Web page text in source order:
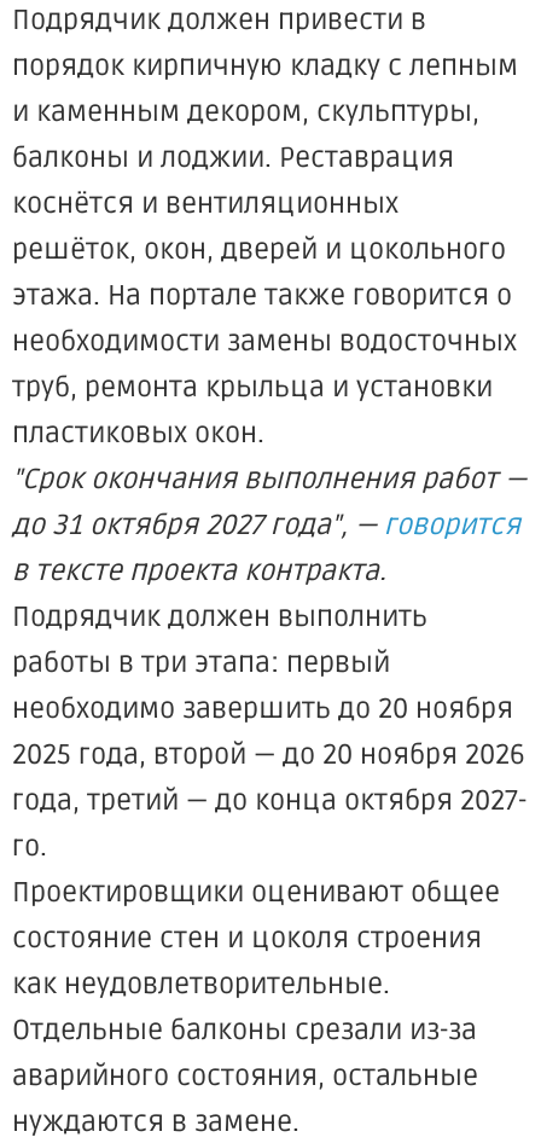
Подрядчик должен привести в
порядок кирпичную кладку с лепным
и каменным декором, скульптуры,
балконы и лоджии. Реставрация
коснётся и вентиляционных
решёток, окон, дверей и цокольного
этажа. На портале также говорится о
необходимости замены водосточных
труб, ремонта крыльца и установки
пластиковых окон.
"Срок окончания выполнения работ —
до 31 октября 2027 года", — говорится
в тексте проекта контракта.
Подрядчик должен выполнить
работы в три этапа: первый
необходимо завершить до 20 ноября
2025 года, второй — до 20 ноября 2026
года, третий — до конца октября 2027-
го.
Проектировщики оценивают общее
состояние стен и цоколя строения
как неудовлетворительные.
Отдельные балконы срезали из-за
аварийного состояния, остальные
нуждаются в замене.